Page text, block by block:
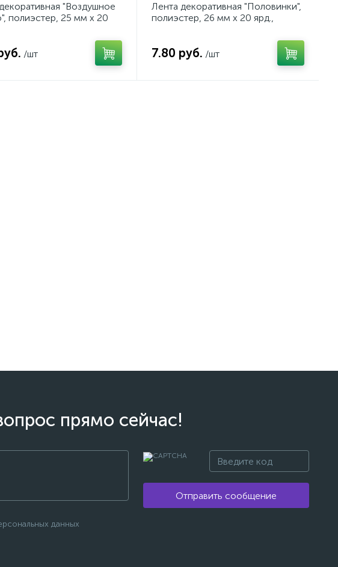
"Воздушное
полиэстер, 25 мм х 20
/шт
Лента декоративная "Половинки",
полиэстер, 26 мм х 20 ярд.,
7.80 руб. /шт
прямо сейчас!
Отправить сообщение
данных